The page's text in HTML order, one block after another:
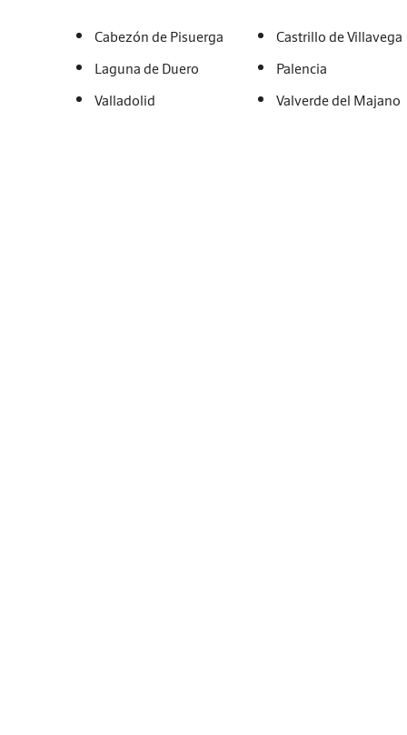
Cabezón de Pisuerga
Castrillo de Villavega
Laguna de Duero
Palencia
Valladolid
Valverde del Majano